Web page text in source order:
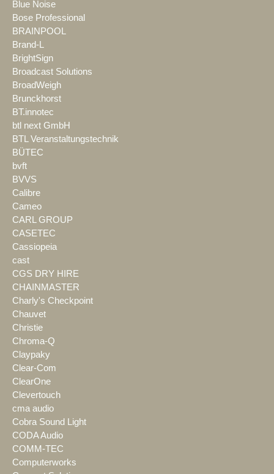
Blue Noise
Bose Professional
BRAINPOOL
Brand-L
BrightSign
Broadcast Solutions
BroadWeigh
Brunckhorst
BT.innotec
btl next GmbH
BTL Veranstaltungstechnik
BÜTEC
bvft
BVVS
Calibre
Cameo
CARL GROUP
CASETEC
Cassiopeia
cast
CGS DRY HIRE
CHAINMASTER
Charly's Checkpoint
Chauvet
Christie
Chroma-Q
Claypaky
Clear-Com
ClearOne
Clevertouch
cma audio
Cobra Sound Light
CODA Audio
COMM-TEC
Computerworks